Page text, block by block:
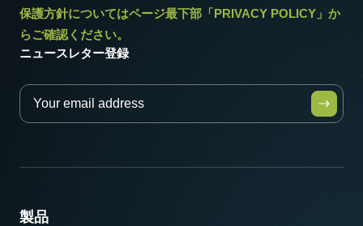
保護方針についてはページ最下部「PRIVACY POLICY」か
らご確認ください。
ニュースレター登録
製品